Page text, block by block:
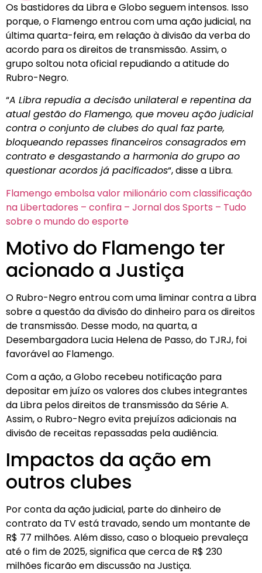
Os bastidores da Libra e Globo seguem intensos. Isso
porque, o Flamengo entrou com uma ação judicial, na
última quarta-feira, em relação à divisão da verba do
acordo para os direitos de transmissão. Assim, o
grupo soltou nota oficial repudiando a atitude do
Rubro-Negro.
“A Libra repudia a decisão unilateral e repentina da
atual gestão do Flamengo, que moveu ação judicial
contra o conjunto de clubes do qual faz parte,
bloqueando repasses financeiros consagrados em
contrato e desgastando a harmonia do grupo ao
questionar acordos já pacificados“, disse a Libra.
Flamengo embolsa valor milionário com classificação
na Libertadores – confira – Jornal dos Sports – Tudo
sobre o mundo do esporte
Motivo do Flamengo ter
acionado a Justiça
O Rubro-Negro entrou com uma liminar contra a Libra
sobre a questão da divisão do dinheiro para os direitos
de transmissão. Desse modo, na quarta, a
Desembargadora Lucia Helena de Passo, do TJRJ, foi
favorável ao Flamengo.
Com a ação, a Globo recebeu notificação para
depositar em juízo os valores dos clubes integrantes
da Libra pelos direitos de transmissão da Série A.
Assim, o Rubro-Negro evita prejuízos adicionais na
divisão de receitas repassadas pela audiência.
Impactos da ação em
outros clubes
Por conta da ação judicial, parte do dinheiro de
contrato da TV está travado, sendo um montante de
R$ 77 milhões. Além disso, caso o bloqueio prevaleça
até o fim de 2025, significa que cerca de R$ 230
milhões ficarão em discussão na Justiça.